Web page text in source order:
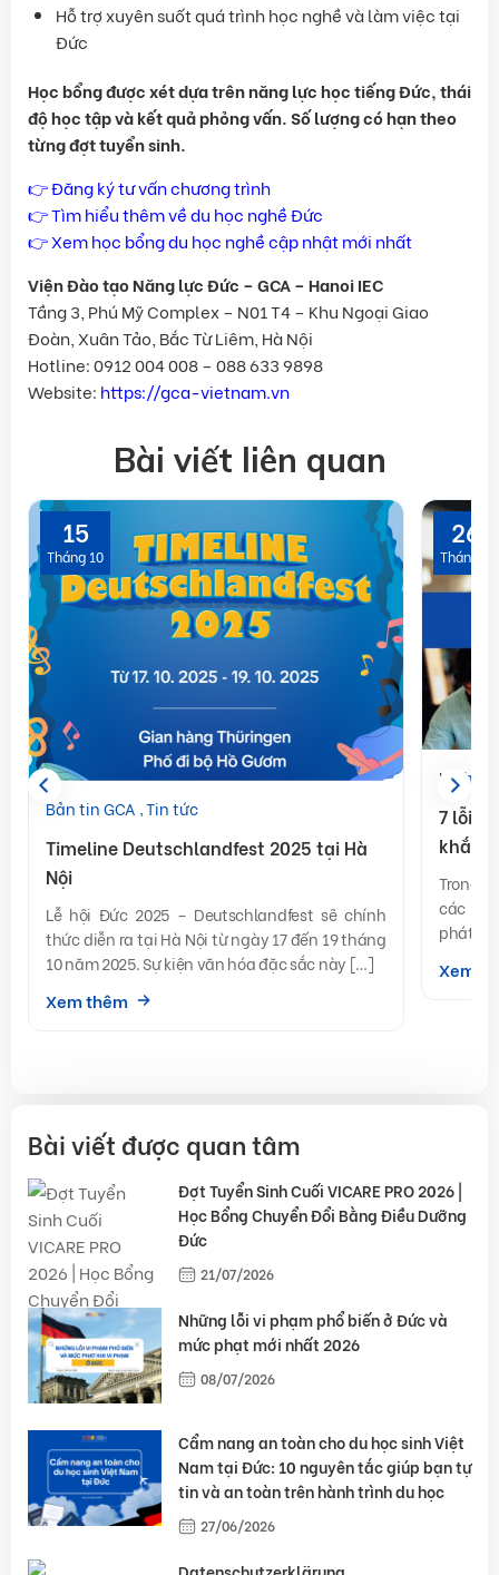
Hỗ trợ xuyên suốt quá trình học nghề và làm việc tại
Đức
Học bổng được xét dựa trên năng lực học tiếng Đức, thái
độ học tập và kết quả phỏng vấn. Số lượng có hạn theo
từng đợt tuyển sinh.
👉Đăng ký tư vấn chương trình
👉Tìm hiểu thêm về du học nghề Đức
👉Xem học bổng du học nghề cập nhật mới nhất
Viện Đào tạo Năng lực Đức – GCA – Hanoi IEC
Tầng 3, Phú Mỹ Complex – N01 T4 – Khu Ngoại Giao
Đoàn, Xuân Tảo, Bắc Từ Liêm, Hà Nội
Hotline: 0912 004 008 – 088 633 9898
Website: https://gca-vietnam.vn
Bài viết liên quan
15
Tháng 10
Bản tin GCA Tin tức
Timeline Deutschlandfest 2025 tại Hà
Nội
Lễ hội Đức 2025 – Deutschlandfest sẽ chính
thức diễn ra tại Hà Nội từ ngày 17 đến 19 tháng
10 năm 2025. Sự kiện văn hóa đặc sắc này […]
Xem thêm
26
Tháng 6
Kinh
7 lỗi
khắc
Trong
các lỗi
phát
Xem
Bài viết được quan tâm
Đợt Tuyển Sinh Cuối VICARE PRO 2026 |
Học Bổng Chuyển Đổi Bằng Điều Dưỡng
Đức
21/07/2026
Những lỗi vi phạm phổ biến ở Đức và
mức phạt mới nhất 2026
08/07/2026
Cẩm nang an toàn cho du học sinh Việt
Nam tại Đức: 10 nguyên tắc giúp bạn tự
tin và an toàn trên hành trình du học
27/06/2026